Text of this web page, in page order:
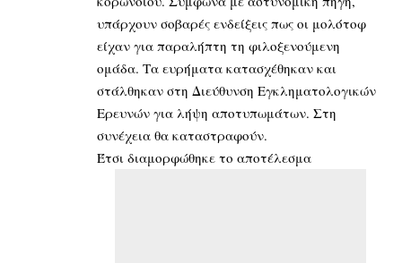
υπάρχουν σοβαρές ενδείξεις πως οι μολότοφ
είχαν για παραλήπτη τη φιλοξενούμενη
ομάδα. Τα ευρήματα κατασχέθηκαν και
στάλθηκαν στη Διεύθυνση Εγκληματολογικών
Ερευνών για λήψη αποτυπωμάτων. Στη
συνέχεια θα καταστραφούν.
Έτσι διαμορφώθηκε το αποτέλεσμα